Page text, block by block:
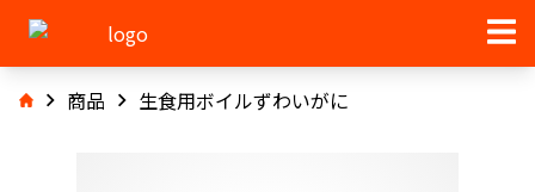
商品 生食用ボイルずわいがに